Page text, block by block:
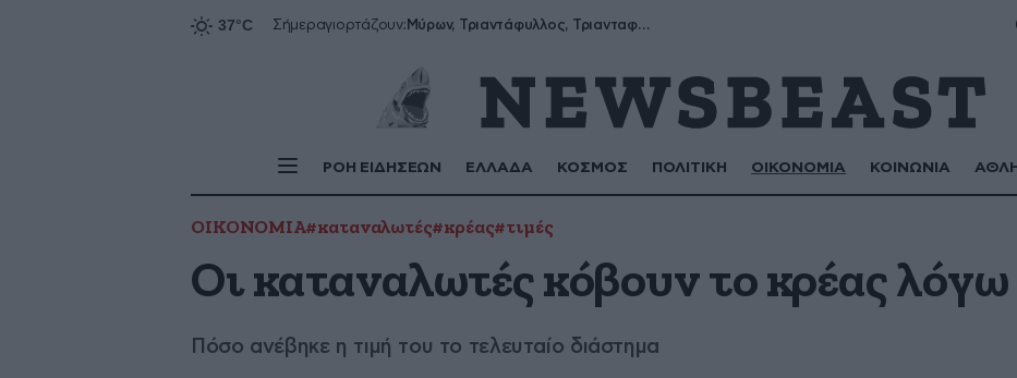
Σήμεραγιορτάζουν: Μύρων, Τριαντάφυλλος, Τριανταφυλλιά, Φυλλιώ, Ρόζα
ΡΟΗ ΕΙΔΗΣΕΩΝ ΕΛΛΑΔΑ ΚΟΣΜΟΣ ΠΟΛΙΤΙΚΗ ΟΙΚΟΝΟΜΙΑ ΚΟΙΝΩΝΙΑ
ΟΙΚΟΝΟΜΙΑ#καταναλωτές#κρέας#τιμές
Οι καταναλωτές κόβουν το κρέας λόγω
Πόσο ανέβηκε η τιμή του το τελευταίο διάστημα